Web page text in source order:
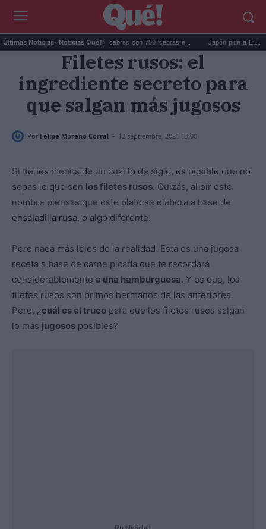
Últimas Noticias- Noticias Que!:
Galápagos eliminó 140.000 cabras con 700 'cabras e... Japón pide a EEUU
Filetes rusos: el
ingrediente secreto para
que salgan más jugosos
Por Felipe Moreno Corral - 12 septiembre, 2021 13:00
Si tienes menos de un cuarto de siglo, es posible que no
sepas lo que son los filetes rusos. Quizás, al oír este
nombre piensas que este plato se elabora a base de
ensaladilla rusa, o algo diferente.
Pero nada más lejos de la realidad. Esta es una jugosa
receta a base de carne picada que te recordará
considerablemente a una hamburguesa. Y es que, los
filetes rusos son primos hermanos de las anteriores.
Pero, ¿ cuál es el truco para que los filetes rusos salgan
lo más jugosos posibles?